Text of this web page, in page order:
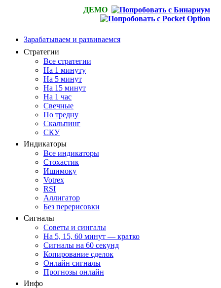
ДЕМО
Зарабатываем и развиваемся
Стратегии
Все стратегии
На 1 минуту
На 5 минут
На 15 минут
На 1 час
Свечные
По тредну
Скальпинг
СКУ
Индикаторы
Все индикаторы
Стохастик
Ишимоку
Votrex
RSI
Аллигатор
Без перерисовки
Сигналы
Советы и сингалы
На 5, 15, 60 минут — кратко
Сигналы на 60 секунд
Копирование сделок
Онлайн сигналы
Прогнозы онлайн
Инфо